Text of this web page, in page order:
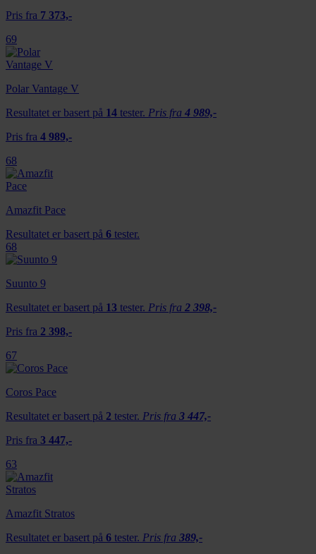
Pris fra 7 373,-
69
Polar Vantage V
Resultatet er basert på 14 tester. Pris fra 4 989,-
Pris fra 4 989,-
68
Amazfit Pace
Resultatet er basert på 6 tester.
68
Suunto 9
Resultatet er basert på 13 tester. Pris fra 2 398,-
Pris fra 2 398,-
67
Coros Pace
Resultatet er basert på 2 tester. Pris fra 3 447,-
Pris fra 3 447,-
63
Amazfit Stratos
Resultatet er basert på 6 tester. Pris fra 389,-